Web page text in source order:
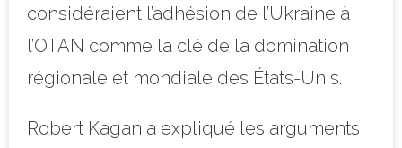
considéraient l’adhésion de l’Ukraine à
l’OTAN comme la clé de la domination
régionale et mondiale des États-Unis.
Robert Kagan a expliqué les arguments